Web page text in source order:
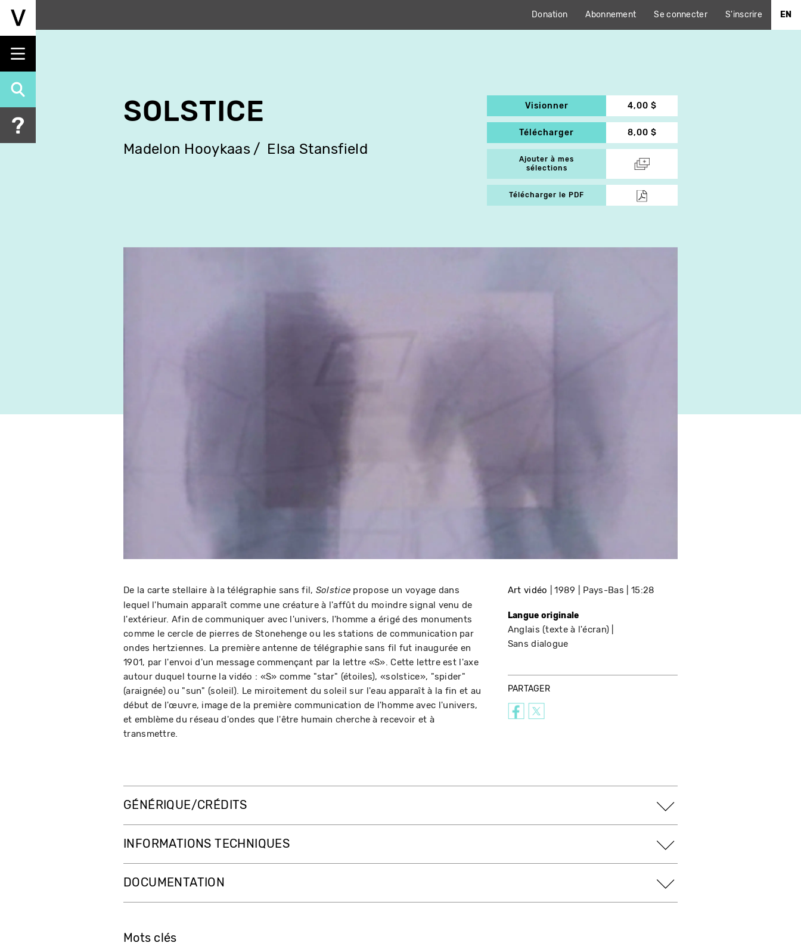
Aller
principal
Donation Abonnement Se connecter S'inscrire EN
SOLSTICE
Madelon Hooykaas Elsa Stansfield
Visionner 4,00 $
Télécharger 8,00 $
Ajouter à mes
sélections
Télécharger le PDF
De la carte stellaire à la télégraphie sans fil, Solstice propose un voyage dans
lequel l'humain apparaît comme une créature à l'affût du moindre signal venu de
l'extérieur. Afin de communiquer avec l'univers, l'homme a érigé des monuments
comme le cercle de pierres de Stonehenge ou les stations de communication par
ondes hertziennes. La première antenne de télégraphie sans fil fut inaugurée en
1901, par l'envoi d'un message commençant par la lettre «S». Cette lettre est l'axe
autour duquel tourne la vidéo : «S» comme "star" (étoiles), «solstice», "spider"
(araignée) ou "sun" (soleil). Le miroitement du soleil sur l'eau apparaît à la fin et au
début de l'œuvre, image de la première communication de l'homme avec l'univers,
et emblème du réseau d'ondes que l'être humain cherche à recevoir et à
transmettre.
Art vidéo 1989 Pays-Bas 15:28
Langue originale
Anglais (texte à l'écran)
Sans dialogue
PARTAGER
GÉNÉRIQUE/CRÉDITS
INFORMATIONS TECHNIQUES
DOCUMENTATION
Mots clés